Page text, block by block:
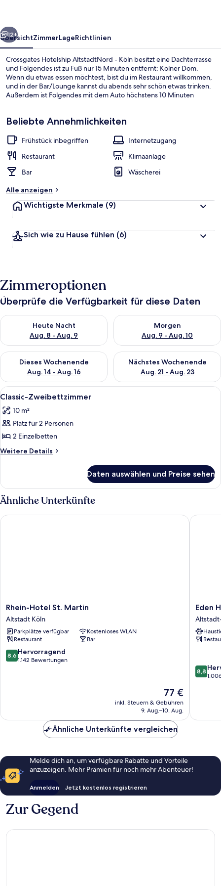
Lobby
Weiter
12+
ÜbersichtZimmerLageRichtlinien
Crossgates Hotelship AltstadtNord - Köln besitzt eine Dachterrasse
und Folgendes ist zu Fuß nur 15 Minuten entfernt: Kölner Dom.
Wenn du etwas essen möchtest, bist du im Restaurant willkommen,
und in der Bar/Lounge kannst du abends sehr schön etwas trinken.
Außerdem ist Folgendes mit dem Auto höchstens 10 Minuten
entfernt: Zur U-Bahn läuft man 8 Minuten (Stadtbahn-Haltestelle
Ebertplatz).
Beliebte Annehmlichkeiten
Frühstück inbegriffen
Internetzugang
Restaurant
Klimaanlage
Bar
Wäscherei
Alle anzeigen
Wichtigste Merkmale (9)
Sich wie zu Hause fühlen (6)
Zimmeroptionen
Überprüfe die Verfügbarkeit für diese Daten
Heute Nacht
Aug. 8 - Aug. 9
Überprüfe die Verfügbarkeit für heute Nacht, Aug. 8 - Aug. 9.
Morgen
Aug. 9 - Aug. 10
Überprüfe die Verfügbarkeit
Dieses Wochenende
Aug. 14 - Aug. 16
Überprüfe die Verfügbarkeit für dieses Wochenende, Aug. 14
Nächstes Wochenende
Aug. 21 - Aug. 23
Überprüfe die Verfügbarkeit
Alle
Fotos
für
Classic-
Zweibettzimmer
anzeigen
Ein gemütlicher Raum mit einem
5
Classic-Zweibettzimmer
10 m²
Platz für 2 Personen
2 Einzelbetten
Weitere Details
Weitere
Zweibettzimmer
Daten auswählen und Preise sehen
Ähnliche Unterkünfte
Rhein-
Hotel
St.
Martin
Altstadt
Köln
Rhein-Hotel St. Martin
Altstadt Köln
Parkplätze verfügbar
Kostenloses WLAN
Restaurant
Bar
8.6
von
8,6 Hervorragend
1.142 Bewertungen
Der
Preis
beträgt
77 €
inkl. Steuern & Gebühren
9. Aug.–10. Aug.
Rhein-Hotel St. Martin
Eden
Hotel
Früh
am
Dom
Eden
8.8
von
8,8
Eden
Ähnliche Unterkünfte vergleichen
Melde dich an, um verfügbare Rabatte und Vorteile
anzuzeigen. Mehr Prämien für noch mehr Abenteuer!
Anmelden Jetzt kostenlos registrieren
Zur Gegend